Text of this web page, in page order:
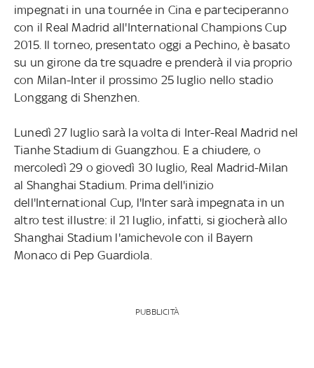
impegnati in una tournée in Cina e parteciperanno
con il Real Madrid all'International Champions Cup
2015. Il torneo, presentato oggi a Pechino, è basato
su un girone da tre squadre e prenderà il via proprio
con Milan-Inter il prossimo 25 luglio nello stadio
Longgang di Shenzhen.
Lunedì 27 luglio sarà la volta di Inter-Real Madrid nel
Tianhe Stadium di Guangzhou. E a chiudere, o
mercoledì 29 o giovedì 30 luglio, Real Madrid-Milan
al Shanghai Stadium. Prima dell'inizio
dell'International Cup, l'Inter sarà impegnata in un
altro test illustre: il 21 luglio, infatti, si giocherà allo
Shanghai Stadium l'amichevole con il Bayern
Monaco di Pep Guardiola.
PUBBLICITÀ